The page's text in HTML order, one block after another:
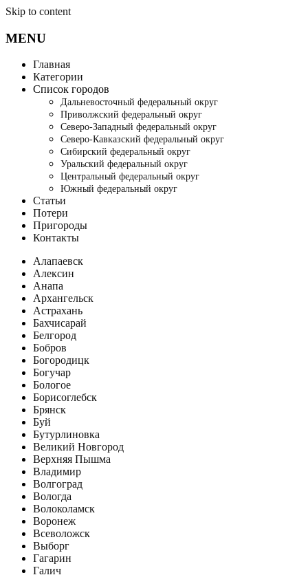
Skip to content
MENU
Главная
Категории
Список городов
Дальневосточный федеральный округ
Приволжский федеральный округ
Северо-Западный федеральный округ
Северо-Кавказский федеральный округ
Сибирский федеральный округ
Уральский федеральный округ
Центральный федеральный округ
Южный федеральный округ
Статьи
Потери
Пригороды
Контакты
Алапаевск
Алексин
Анапа
Архангельск
Астрахань
Бахчисарай
Белгород
Бобров
Богородицк
Богучар
Бологое
Борисоглебск
Брянск
Буй
Бутурлиновка
Великий Новгород
Верхняя Пышма
Владимир
Волгоград
Вологда
Волоколамск
Воронеж
Всеволожск
Выборг
Гагарин
Галич